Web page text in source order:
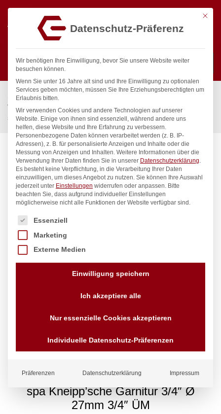
Suchen
Start / Gastronomiebedarf & Gastro Geräte für Profis
Wassertechnik
Wellnes
spa Kneipp’sche Garnitur 3/4″ Ø 27mm 3/4″ ÜM
spa Kneipp’sche Garnitur 3/4″ Ø
27mm 3/4″ ÜM
Mit
Datenschutz-Präferenz
Wir benötigen Ihre Einwilligung, bevor Sie unsere Website weiter
besuchen können.
Wenn Sie unter 16 Jahre alt sind und Ihre Einwilligung zu optionalen
Services geben möchten, müssen Sie Ihre Erziehungsberechtigten um
Erlaubnis bitten.
Wir verwenden Cookies und andere Technologien auf unserer
Website. Einige von ihnen sind essenziell, während andere uns
helfen, diese Website und Ihre Erfahrung zu verbessern.
Personenbezogene Daten können verarbeitet werden (z. B. IP-
Adressen), z. B. für personalisierte Anzeigen und Inhalte oder die
Messung von Anzeigen und Inhalten. Weitere Informationen über die
Verwendung Ihrer Daten finden Sie in unserer Datenschutzerklärung.
Es besteht keine Verpflichtung, in die Verarbeitung Ihrer Daten
einzuwilligen, um dieses Angebot zu nutzen. Sie können Ihre Auswahl
jederzeit unter Einstellungen widerrufen oder anpassen. Bitte
beachten Sie, dass aufgrund individueller Einstellungen
möglicherweise nicht alle Funktionen der Website verfügbar sind.
Es folgt eine Liste der Service-Gruppen, für die eine
Essenziell
Marketing
Externe Medien
Einwilligung speichern
Ich akzeptiere alle
Nur essenzielle Cookies akzeptieren
Individuelle Datenschutz-Präferenzen
Präferenzen Datenschutzerklärung Impressum